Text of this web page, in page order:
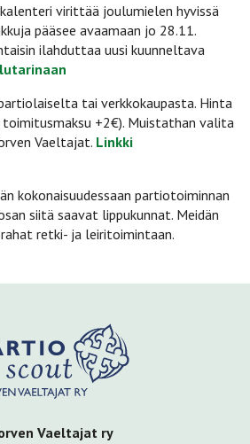
virittää joulumielen hyvissä
pääsee avaamaan jo 28.11.
ilahduttaa uusi kuunneltava
tai verkkokaupasta. Hinta
toimitusmaksu +2€). Muistathan valita
Vaeltajat. Linkki
kokonaisuudessaan partiotoiminnan
siitä saavat lippukunnat. Meidän
retki- ja leiritoimintaan.
Vaeltajat ry